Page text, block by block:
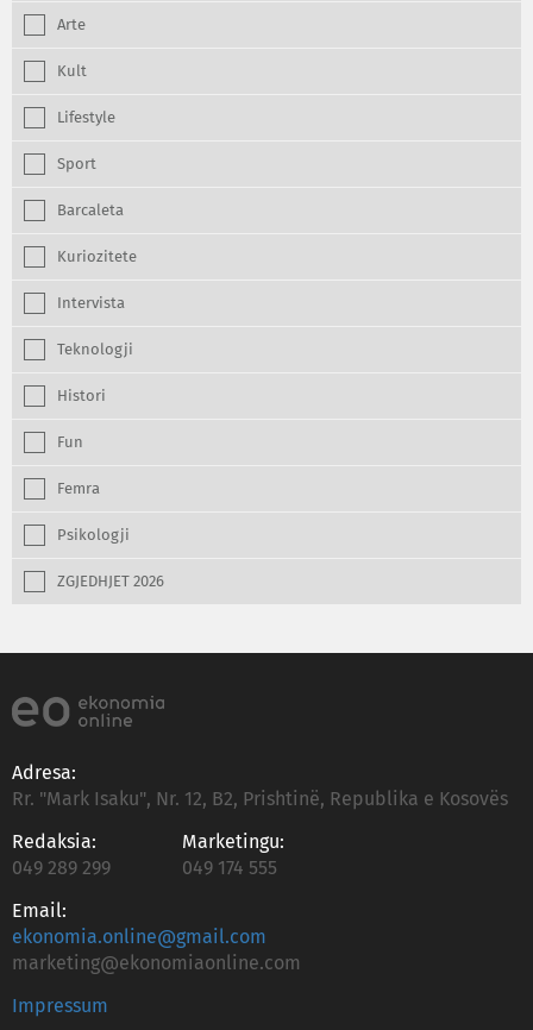
Arte
Kult
Lifestyle
Sport
Barcaleta
Kuriozitete
Intervista
Teknologji
Histori
Fun
Femra
Psikologji
ZGJEDHJET 2026
Adresa:
Rr. "Mark Isaku", Nr. 12, B2, Prishtinë, Republika e Kosovës
Redaksia:
049 289 299
Marketingu:
049 174 555
Email:
ekonomia.online@gmail.com
marketing@ekonomiaonline.com
Impressum